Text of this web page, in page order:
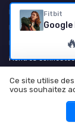
Fitbit
Montres
Montres
Montres
Montres
Applications et
Montres
Ce site utilise
vous souhaitez